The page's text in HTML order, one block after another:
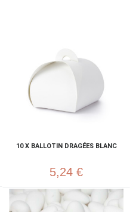
10 X BALLOTIN DRAGÉES BLANC
5,24 €